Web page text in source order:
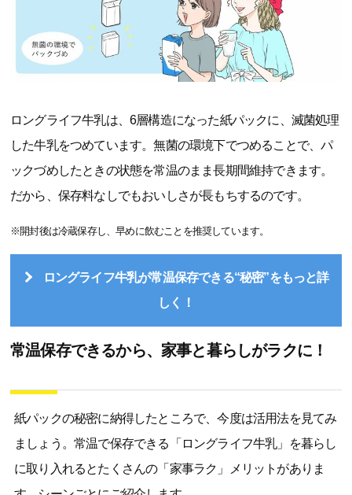
ロングライフ牛乳は、6層構造になった紙パックに、滅菌処理
した牛乳をつめています。無菌の環境下でつめることで、パ
ックづめしたときの状態を常温のまま長期間維持できます。
だから、保存料なしでもおいしさが長もちするのです。
※開封後は冷蔵保存し、早めに飲むことを推奨しています。
ロングライフ牛乳が常温保存できる“秘密”をもっと詳
しく！
常温保存できるから、家事と暮らしがラクに！
紙パックの秘密に納得したところで、今度は活用法を見てみ
ましょう。常温で保存できる「ロングライフ牛乳」を暮らし
に取り入れるとたくさんの「家事ラク」メリットがありま